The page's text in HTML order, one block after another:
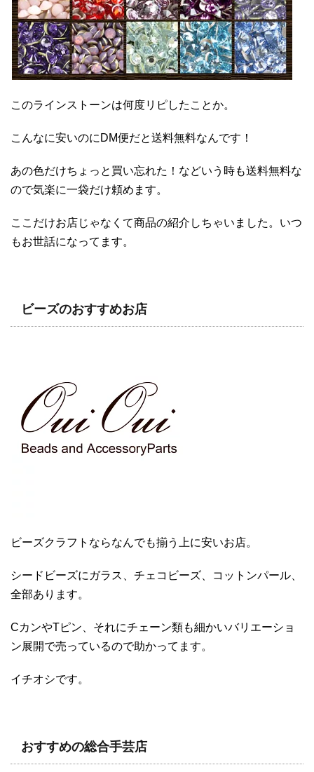
このラインストーンは何度リピしたことか。
こんなに安いのにDM便だと送料無料なんです！
あの色だけちょっと買い忘れた！などいう時も送料無料な
ので気楽に一袋だけ頼めます。
ここだけお店じゃなくて商品の紹介しちゃいました。いつ
もお世話になってます。
ビーズのおすすめお店
ビーズクラフトならなんでも揃う上に安いお店。
シードビーズにガラス、チェコビーズ、コットンパール、
全部あります。
CカンやTピン、それにチェーン類も細かいバリエーショ
ン展開で売っているので助かってます。
イチオシです。
おすすめの総合手芸店